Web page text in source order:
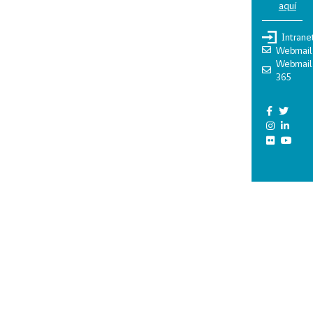
aquí
Webmail
Webmail
365